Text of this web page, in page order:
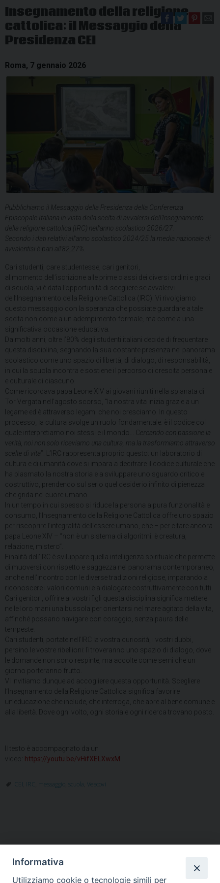
Insegnamento della religione
cattolica: il Messaggio della
Presidenza CEI
Roma, 7 gennaio 2026
Pubblichiamo il Messaggio della Presidenza della Conferenza
Episcopale Italiana in vista della scelta di avvalersi dell’Insegnamento
della religione cattolica (IRC) nell’anno scolastico 2026/27.
Secondo i dati relativi all’anno scolastico 2024/25 la media nazionale di
avvalentisi è pari all’82,27%.
Cari studenti, care studentesse, cari genitori,
al momento dell’iscrizione alle prime classi dei diversi ordini e gradi
di scuola, vi è data l’opportunità di scegliere se avvalervi
dell’Insegnamento della Religione Cattolica (IRC). Vi rivolgiamo
questo messaggio con la speranza che possiate guardare a tale
scelta non come a un adempimento formale, ma come a una
significativa occasione educativa.
Da molti anni, oltre l’80% degli studenti italiani decide di frequentare
questa disciplina, segnando la sua costante presenza nel panorama
scolastico come uno spazio di libertà, di dialogo, di responsabilità,
in cui la scuola incontra e sostiene il percorso di crescita personale
e culturale di ciascuno.
Come ricordava papa Leone XIV ai giovani riuniti nella spianata di
Tor Vergata nell’agosto scorso, “la nostra vita inizia grazie a un
legame ed è attraverso legami che noi cresciamo. In questo
processo, la cultura svolge un ruolo fondamentale: è il codice col
quale interpretiamo noi stessi e il mondo… C ercando con passione la
verità, noi non solo riceviamo una cultura, ma la trasformiamo attraverso
scelte di vita”. L’IRC rappresenta proprio questo: un laboratorio di
cultura e di umanità dove si impara a decifrare il codice culturale che
ha plasmato la nostra storia e a sviluppare uno sguardo critico e
costruttivo, prendendo sul serio quel desiderio infinito di pienezza
che grida nel cuore umano.
In un tempo in cui spesso si riduce la persona a pura funzionalità e
consumo, l’Insegnamento della Religione Cattolica offre uno spazio
per riscoprire l’integralità dell’essere umano, che – per citare ancora
papa Leone XIV – “non è un sistema di algoritmi: è creatura,
relazione, mistero”.
Finalità dell’IRC è sviluppare quella intelligenza spirituale che permette
di muoversi con rispetto e saggezza nel panorama contemporaneo,
anche nell’incontro con le diverse tradizioni religiose, imparando a
riconoscere i valori comuni e a dialogare costruttivamente con tutti.
Cari genitori, offrire ai vostri figli questa disciplina significa mettere
nelle loro mani una bussola per orientarsi nel mare agitato della vita,
affinché possano navigare con coraggio, senza paura delle
tempeste.
Cari studenti, portate nell’IRC la vostra curiosità, i vostri dubbi,
persino le vostre ribellioni: lì troveranno uno spazio di dialogo, dove
le domande non sono respinte, ma accolte come semi che un
giorno porteranno frutto.
Vi invitiamo dunque ad accogliere questa opportunità. Scegliere
l’Insegnamento della Religione Cattolica significa favorire
un’educazione che include, che interroga, che apre al bene comune e
alla libertà. Dove ogni volto, ogni storia e ogni ricerca trovano posto.
Il testo è accompagnato da un
video: https://youtu.be/vHifXELXwxM
CEI IRC messaggio scuola Vescovi
Informativa
Utilizziamo cookie o tecnologie simili per